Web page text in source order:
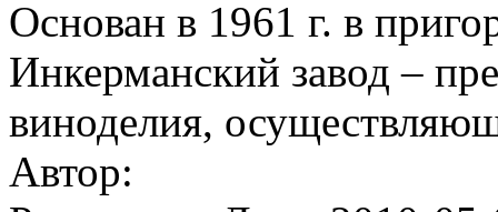
Основан в 1961 г. в
Инкерманский завод –
виноделия,
Автор: